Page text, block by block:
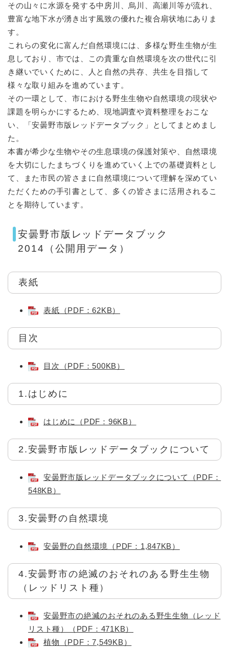
その山々に水源を発する中房川、烏川、高瀬川等が流れ、
豊富な地下水が湧き出す風致の優れた複合扇状地にありま
す。
これらの変化に富んだ自然環境には、多様な野生生物が生
息しており、市では、この貴重な自然環境を次の世代に引
き継いでいくために、人と自然の共存、共生を目指して
様々な取り組みを進めています。
その一環として、市における野生生物や自然環境の現状や
課題を明らかにするため、現地調査や資料整理をおこな
い、「安曇野市版レッドデータブック」としてまとめまし
た。
本書が希少な生物やその生息環境の保護対策や、自然環境
を大切にしたまちづくりを進めていく上での基礎資料とし
て、また市民の皆さまに自然環境について理解を深めてい
ただくための手引書として、多くの皆さまに活用されるこ
とを期待しています。
安曇野市版レッドデータブック
2014（公開用データ）
表紙
表紙（PDF：62KB）
目次
目次（PDF：500KB）
1.はじめに
はじめに（PDF：96KB）
2.安曇野市版レッドデータブックについて
安曇野市版レッドデータブックについて（PDF：
548KB）
3.安曇野の自然環境
安曇野の自然環境（PDF：1,847KB）
4.安曇野市の絶滅のおそれのある野生生物
（レッドリスト種）
安曇野市の絶滅のおそれのある野生生物（レッド
リスト種）（PDF：471KB）
植物（PDF：7,549KB）